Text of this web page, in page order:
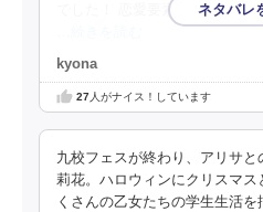
でした！ 恋愛要素が多く含ま
kyona
27人がナイス！しています
九校フェスが終わり、アリサ
莉花。ハロウィンにクリスマ
くさんの乙女たちの学生生活